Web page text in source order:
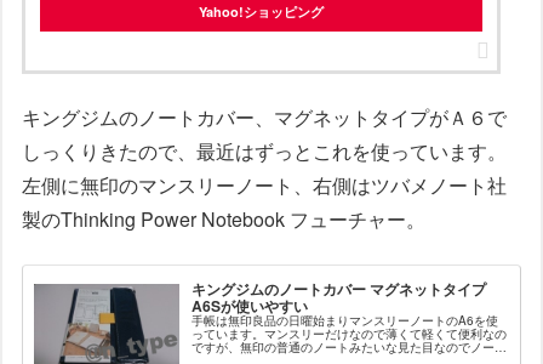
Yahoo!ショッピング
キングジムのノートカバー、マグネットタイプがＡ６で
しっくりきたので、最近はずっとこれを使っています。
左側に無印のマンスリーノート、右側はツバメノート社
製のThinking Power Notebook フューチャー。
キングジムのノートカバー マグネットタイプ
A6Sが使いやすい
手帳は無印良品の日曜始まりマンスリーノートのA6を使
っています。マンスリーだけなので薄くて軽くて便利なの
ですが、無印の普通のノートみたいな見た目なのでノート